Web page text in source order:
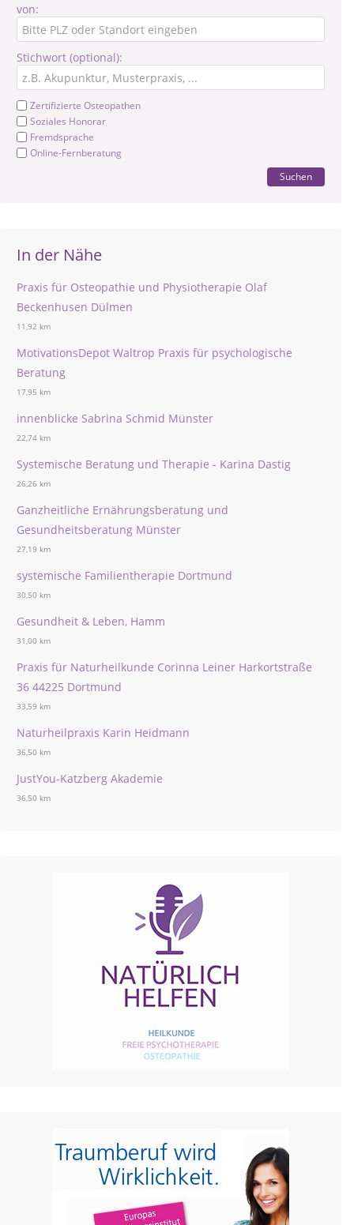
von:
Stichwort (optional):
Zertifizierte Osteopathen
Soziales Honorar
Fremdsprache
Online-Fernberatung
Suchen
In der Nähe
Praxis für Osteopathie und Physiotherapie Olaf
Beckenhusen Dülmen
11,92 km
MotivationsDepot Waltrop Praxis für psychologische
Beratung
17,95 km
innenblicke Sabrina Schmid Münster
22,74 km
Systemische Beratung und Therapie - Karina Dastig
26,26 km
Ganzheitliche Ernährungsberatung und
Gesundheitsberatung Münster
27,19 km
systemische Familientherapie Dortmund
30,50 km
Gesundheit & Leben, Hamm
31,00 km
Praxis für Naturheilkunde Corinna Leiner Harkortstraße
36 44225 Dortmund
33,59 km
Naturheilpraxis Karin Heidmann
36,50 km
JustYou-Katzberg Akademie
36,50 km